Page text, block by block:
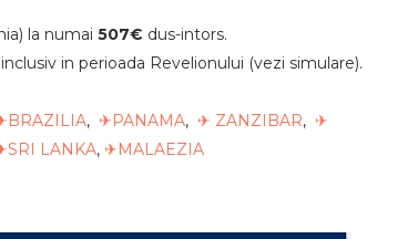
la numai 507€ dus-intors.
inclusiv in perioada Revelionului (vezi simulare).
, ✈PANAMA, ✈ ZANZIBAR, ✈
LANKA, ✈MALAEZIA